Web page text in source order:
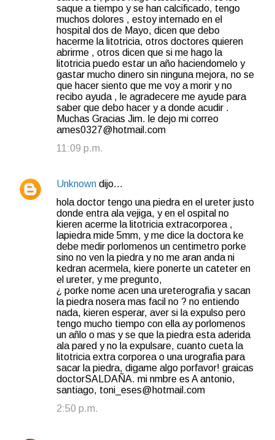
saque a tiempo y se han calcificado, tengo
muchos dolores , estoy internado en el
hospital dos de Mayo, dicen que debo
hacerme la litotricia, otros doctores quieren
abrirme , otros dicen que si me hago la
litotricia puedo estar un año haciendomelo y
gastar mucho dinero sin ninguna mejora, no se
que hacer siento que me voy a morir y no
recibo ayuda , le agradecere me ayude para
saber que debo hacer y a donde acudir .
Muchas Gracias Jim. le dejo mi correo
ames0327@hotmail.com
11:09 p.m.
Unknown dijo…
hola doctor tengo una piedra en el ureter justo
donde entra ala vejiga, y en el ospital no
kieren acerme la litotricia extracorporea ,
lapiedra mide 5mm, y me dice la doctora ke
debe medir porlomenos un centimetro porke
sino no ven la piedra y no me aran anda ni
kedran acermela, kiere ponerte un cateter en
el ureter, y me pregunto,
¿ porke nome acen una ureterografia y sacan
la piedra nosera mas facil no ? no entiendo
nada, kieren esperar, aver si la expulso pero
tengo mucho tiempo con ella ay porlomenos
un añlo o mas y se que la piedra esta aderida
ala pared y no la expulsare, cuanto cueta la
litotricia extra corporea o una urografia para
sacar la piedra, digame algo porfavor! graicas
doctorSALDAÑA. mi nmbre es A antonio,
santiago, toni_eses@hotmail.com
2:50 p.m.